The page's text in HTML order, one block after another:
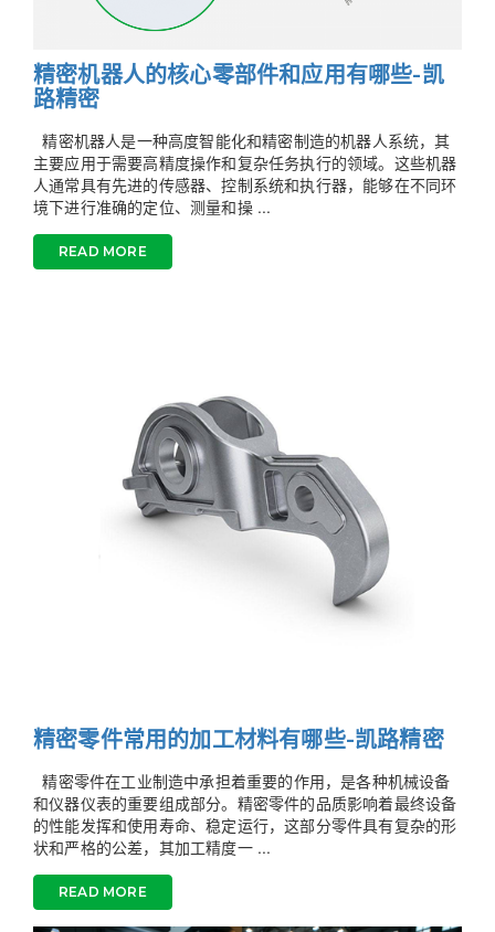
精密机器人的核心零部件和应用有哪些-凯
路精密
精密机器人是一种高度智能化和精密制造的机器人系统，其
主要应用于需要高精度操作和复杂任务执行的领域。这些机器
人通常具有先进的传感器、控制系统和执行器，能够在不同环
境下进行准确的定位、测量和操 ...
READ MORE
精密零件常用的加工材料有哪些-凯路精密
精密零件在工业制造中承担着重要的作用，是各种机械设备
和仪器仪表的重要组成部分。精密零件的品质影响着最终设备
的性能发挥和使用寿命、稳定运行，这部分零件具有复杂的形
状和严格的公差，其加工精度一 ...
READ MORE